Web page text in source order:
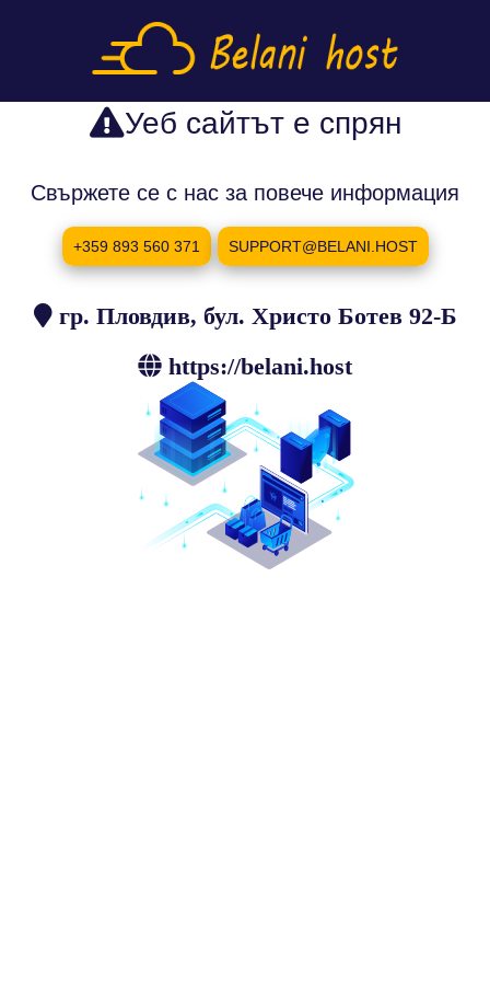
Уеб сайтът е спрян
Свържете се с нас за повече информация
+359 893 560 371 SUPPORT@BELANI.HOST
гр. Пловдив, бул. Христо Ботев 92-Б
https://belani.host